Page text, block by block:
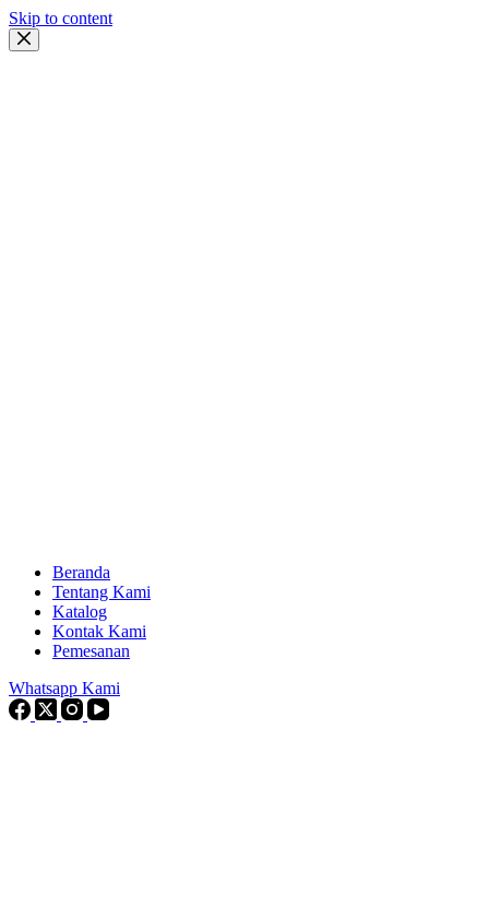
Skip to content
Beranda
Tentang Kami
Katalog
Kontak Kami
Pemesanan
Whatsapp Kami